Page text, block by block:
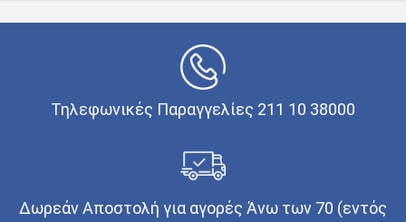
Τηλεφωνικές Παραγγελίες 211 10 38000
Δωρεάν Αποστολή για αγορές Άνω των 70 (εντός